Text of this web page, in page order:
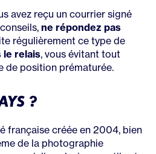
avez reçu un courrier signé
ne répondez pas
régulièrement ce type de
le relais, vous évitant tout
de position prématurée.
?
française créée en 2004, bien
de la photographie